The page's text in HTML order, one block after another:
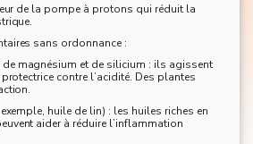
de la pompe à protons qui réduit la
sans ordonnance :
magnésium et de silicium : ils agissent
contre l’acidité. Des plantes
huile de lin) : les huiles riches en
aider à réduire l’inflammation